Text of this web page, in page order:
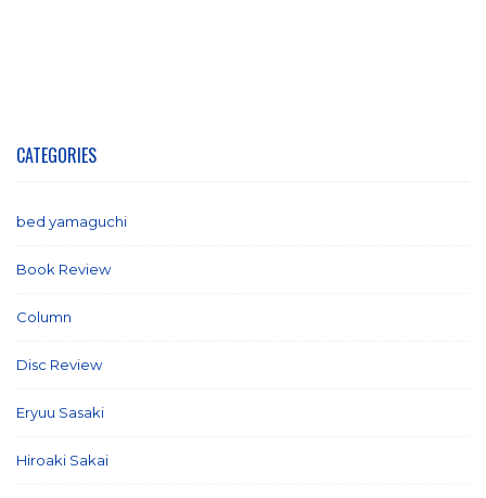
CATEGORIES
bed yamaguchi
Book Review
Column
Disc Review
Eryuu Sasaki
Hiroaki Sakai